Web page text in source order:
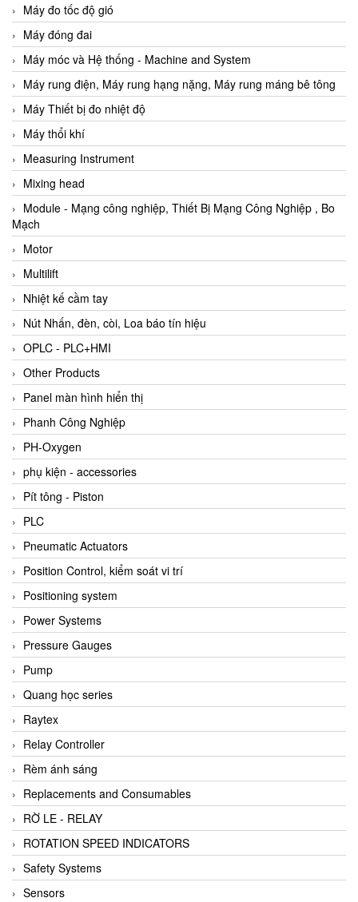
Máy đo tốc độ gió
Máy đóng đai
Máy móc và Hệ thống - Machine and System
Máy rung điện, Máy rung hạng nặng, Máy rung máng bê tông
Máy Thiết bị đo nhiệt độ
Máy thổi khí
Measuring Instrument
Mixing head
Module - Mạng công nghiệp, Thiết Bị Mạng Công Nghiệp , Bo
Mạch
Motor
Multilift
Nhiệt kế cầm tay
Nút Nhấn, đèn, còi, Loa báo tín hiệu
OPLC - PLC+HMI
Other Products
Panel màn hình hiển thị
Phanh Công Nghiệp
PH-Oxygen
phụ kiện - accessories
Pít tông - Piston
PLC
Pneumatic Actuators
Position Control, kiểm soát vi trí
Positioning system
Power Systems
Pressure Gauges
Pump
Quang học series
Raytex
Relay Controller
Rèm ánh sáng
Replacements and Consumables
RỜ LE - RELAY
ROTATION SPEED INDICATORS
Safety Systems
Sensors